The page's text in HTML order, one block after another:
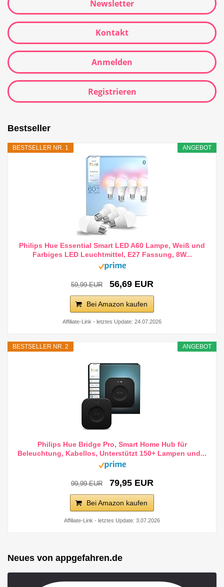
Newsletter
Kontakt
Anmelden
Registrieren
Bestseller
ANGEBOT
BESTSELLER NR. 1
Philips Hue Essential Smart LED A60 Lampe, Weiß und
Farbiges LED Leuchtmittel, E27 Fassung, 8W...
59,99 EUR 56,69 EUR
Bei Amazon kaufen
Affiliate-Link - letztes Update: 24.07.2026
ANGEBOT
BESTSELLER NR. 2
Philips Hue Bridge Pro, Smart Home Hub für
Beleuchtung, Kabellos, Unterstützt 150+ Lampen und...
99,99 EUR 79,95 EUR
Bei Amazon kaufen
Affiliate-Link - letztes Update: 3.07.2026
Neues von appgefahren.de